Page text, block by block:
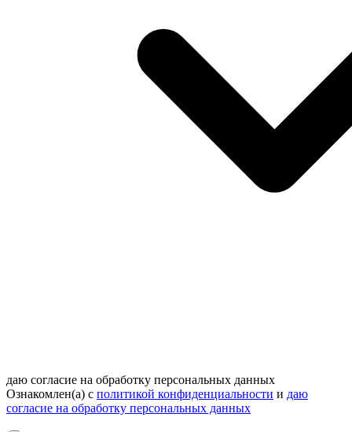
даю согласие на обработку персональных данных
Ознакомлен(а) с политикой конфиденциальности и даю
согласие на обработку персональных данных